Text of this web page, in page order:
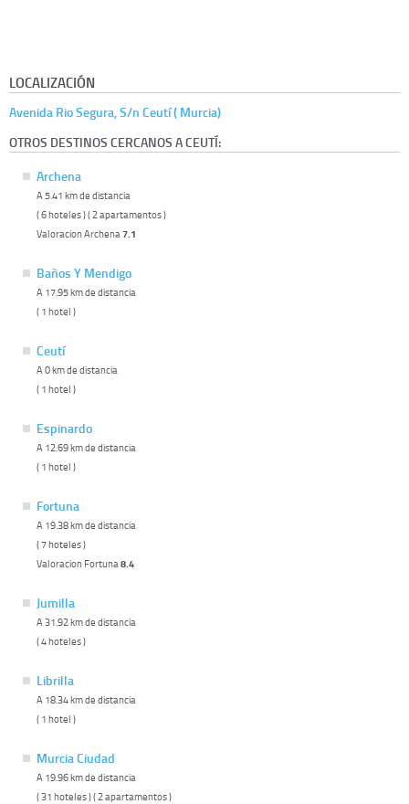
LOCALIZACIÓN
Avenida Rio Segura, S/n Ceutí ( Murcia)
OTROS DESTINOS CERCANOS A CEUTÍ:
Archena
A 5.41 km de distancia
( 6 hoteles ) ( 2 apartamentos )
Valoracion Archena 7.1
Baños Y Mendigo
A 17.95 km de distancia
( 1 hotel )
Ceutí
A 0 km de distancia
( 1 hotel )
Espinardo
A 12.69 km de distancia
( 1 hotel )
Fortuna
A 19.38 km de distancia
( 7 hoteles )
Valoracion Fortuna 8.4
Jumilla
A 31.92 km de distancia
( 4 hoteles )
Librilla
A 18.34 km de distancia
( 1 hotel )
Murcia Ciudad
A 19.96 km de distancia
( 31 hoteles ) ( 2 apartamentos )